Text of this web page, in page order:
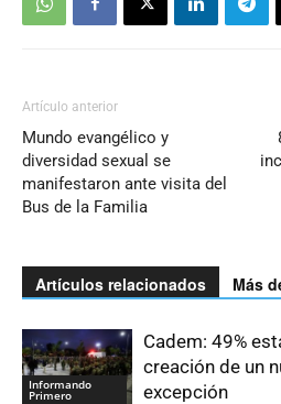
Artículo anterior
Mundo evangélico y
diversidad sexual se
manifestaron ante visita del
Bus de la Familia
Artículos relacionados Más
Informando
Primero
Cadem: 49%
creación de un
excepción